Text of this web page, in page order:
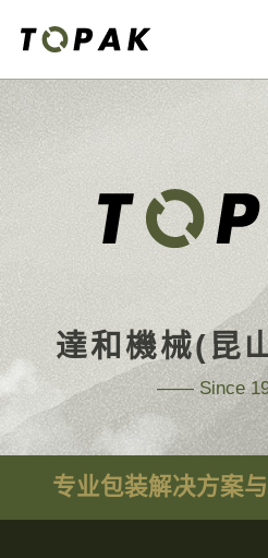
内
容
达
和
机
械
（昆
山）
有
限
達和機械(昆
—— Since
专业包装解决方案